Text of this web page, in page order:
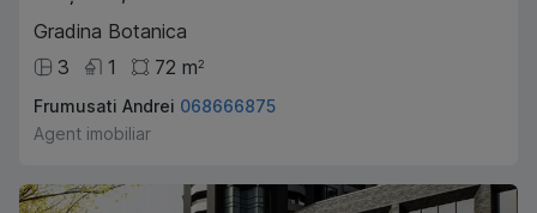
Gradina Botanica
3
1 72 m2
Frumusati Andrei 068666875
Agent imobiliar